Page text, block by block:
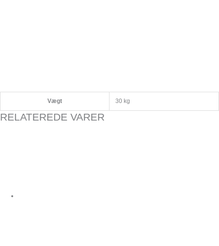
Vægt 30 kg
RELATEREDE VARER